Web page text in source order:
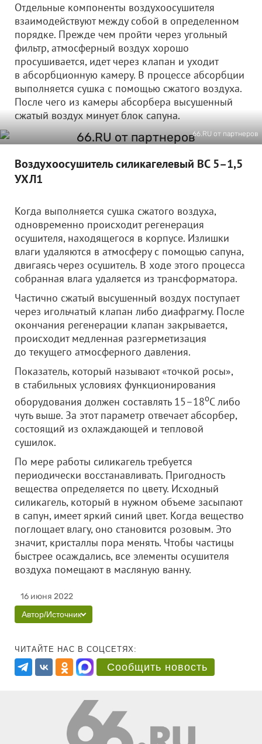
Отдельные компоненты воздухоосушителя
взаимодействуют между собой в определенном
порядке. Прежде чем пройти через угольный
фильтр, атмосферный воздух хорошо
просушивается, идет через клапан и уходит
в абсорбционную камеру. В процессе абсорбции
выполняется сушка с помощью сжатого воздуха.
После чего из камеры абсорбера высушенный
сжатый воздух минует блок сапуна.
66.RU от партнеров
Воздухоосушитель силикагелевый ВС 5–1,5
УХЛ1
Когда выполняется сушка сжатого воздуха,
одновременно происходит регенерация
осушителя, находящегося в корпусе. Излишки
влаги удаляются в атмосферу с помощью сапуна,
двигаясь через осушитель. В ходе этого процесса
собранная влага удаляется из трансформатора.
Частично сжатый высушенный воздух поступает
через игольчатый клапан либо диафрагму. После
окончания регенерации клапан закрывается,
происходит медленная разгерметизация
до текущего атмосферного давления.
Показатель, который называют «точкой росы»,
в стабильных условиях функционирования
оборудования должен составлять 15–18оС либо
чуть выше. За этот параметр отвечает абсорбер,
состоящий из охлаждающей и тепловой
сушилок.
По мере работы силикагель требуется
периодически восстанавливать. Пригодность
вещества определяется по цвету. Исходный
силикагель, который в нужном объеме засыпают
в сапун, имеет яркий синий цвет. Когда вещество
поглощает влагу, оно становится розовым. Это
значит, кристаллы пора менять. Чтобы частицы
быстрее осаждались, все элементы осушителя
воздуха помещают в масляную ванну.
16 июня 2022
Автор/Источник
ЧИТАЙТЕ НАС В СОЦСЕТЯХ:
Сообщить новость